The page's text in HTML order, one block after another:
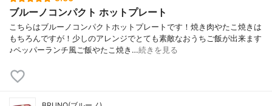
ブルーノコンパクト ホットプレート
こちらはブルーノコンパクトホットプレートです！焼き肉やたこ焼きは
もちろんですが！少しのアレンジでとても素敵なおうちご飯が出来ます
♪ペッパーランチ風ご飯やたこ焼き…続きを見る